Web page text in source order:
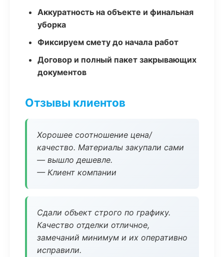
Аккуратность на объекте и финальная
уборка
Фиксируем смету до начала работ
Договор и полный пакет закрывающих
документов
Отзывы клиентов
Хорошее соотношение цена/
качество. Материалы закупали сами
— вышло дешевле.
— Клиент компании
Сдали объект строго по графику.
Качество отделки отличное,
замечаний минимум и их оперативно
исправили.